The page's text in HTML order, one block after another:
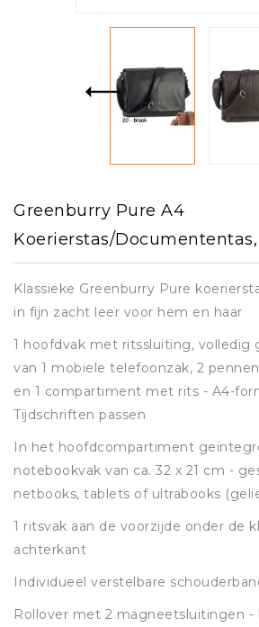
Greenburry Pure A4
Koerierstas/
Klassieke Greenburry Pure
in fijn zacht leer voor hem en haar
1 hoofdvak met ritssluiting, volledig
van 1 mobiele telefoonzak, 2
en 1 compartiment met rits - A4-
Tijdschriften passen
In het hoofdcompartiment
notebookvak van ca. 32 x 21 cm -
netbooks, tablets of ultrabooks
1 ritsvak aan de voorzijde onder de
achterkant
Individueel verstelbare
Rollover met 2 magneetsluitingen